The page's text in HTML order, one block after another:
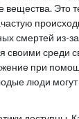
Это
смертей из-за
своими среди
при
люди могут